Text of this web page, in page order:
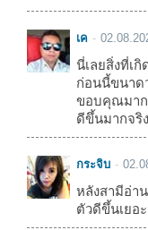
เค
นี่เลยสิ่งที่เ
ก่อนนี้ขนาด
ขอบคุณมาก
ดีขึ้นมากจริ
กระจิบ
หลังสามีอ่า
ตัวดีขึ้นเยอ